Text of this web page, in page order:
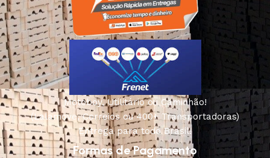
Motoboy, Utilitário ou Caminhão!
(Lalamove, Correios ou 400+ Transportadoras)
Entrega para todo Brasil!
Formas de Pagamento